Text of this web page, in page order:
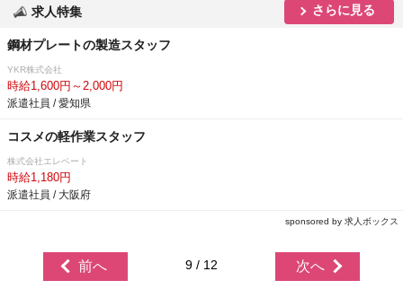
求人特集 さらに見る
鋼材プレートの製造スタッフ
YKR株式会社
時給1,600円～2,000円
派遣社員 / 愛知県
コスメの軽作業スタッフ
株式会社エレベート
時給1,180円
派遣社員 / 大阪府
sponsored by 求人ボックス
前へ 9 / 12 次へ